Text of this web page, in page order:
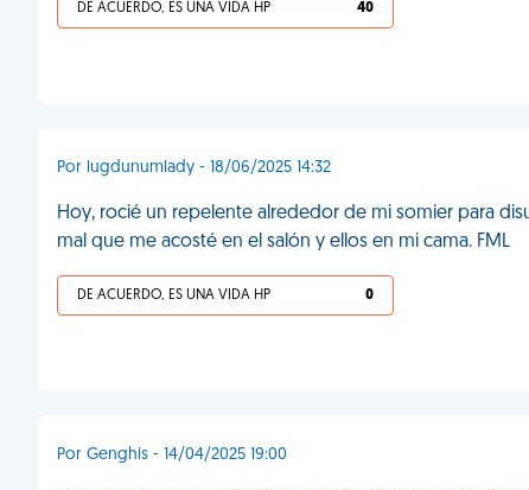
DE ACUERDO, ES UNA VIDA HP 40
Por lugdunumlady - 18/06/2025 14:32
Hoy, rocié un repelente alrededor de mi somier para
mal que me acosté en el salón y ellos en mi cama. FML
DE ACUERDO, ES UNA VIDA HP 0
Por Genghis - 14/04/2025 19:00